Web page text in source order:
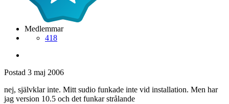
Medlemmar
418
Postad 3 maj 2006
nej, självklar inte. Mitt sudio funkade inte vid installation. Men har
jag version 10.5 och det funkar strålande